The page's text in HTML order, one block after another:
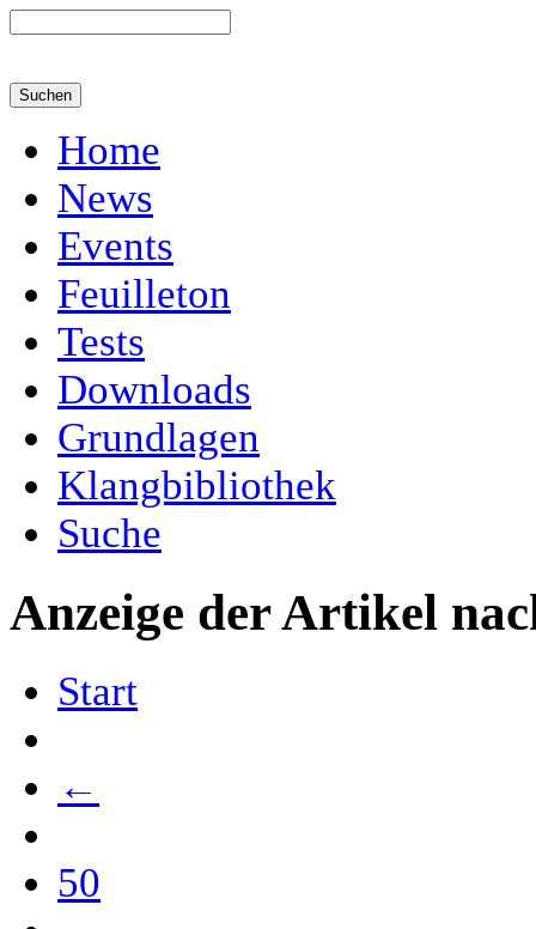
Home
News
Events
Feuilleton
Tests
Downloads
Grundlagen
Klangbibliothek
Suche
Anzeige der Artikel
Start
←
50